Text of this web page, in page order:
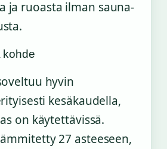
ja ruoasta ilman sauna-
kohde
hyvin
kesäkaudella,
on käytettävissä.
27 asteeseen,